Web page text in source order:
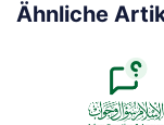
Ähnliche